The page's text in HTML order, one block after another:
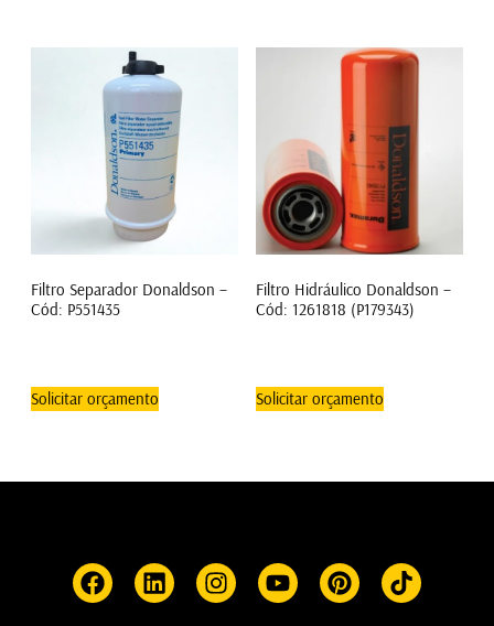
Filtro Separador Donaldson –
Cód: P551435
Solicitar orçamento
Filtro Hidráulico Donaldson –
Cód: 1261818 (P179343)
Solicitar orçamento